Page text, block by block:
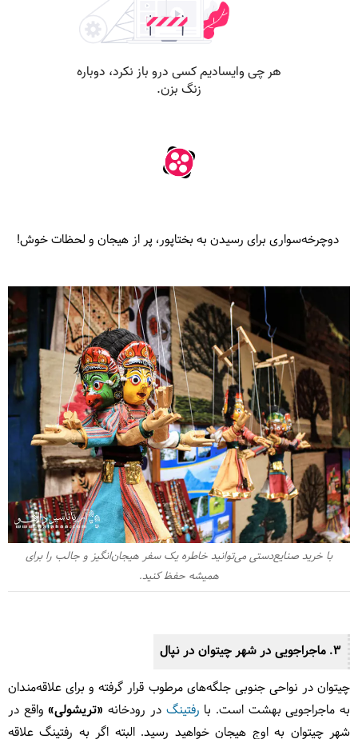
دوچرخه‌سواری برای رسیدن به بختاپور، پر از هیجان و لحظات خوش!
با خرید صنایع‌دستی می‌توانید خاطره یک سفر هیجان‌انگیز و جالب را برای
همیشه حفظ کنید.
3. ماجراجویی در شهر چیتوان در نپال
چیتوان در نواحی جنوبی جلگه‌های مرطوب قرار گرفته و برای علاقه‌مندان
به ماجراجویی بهشت است. با رفتینگ در رودخانه «تریشولی» واقع در
شهر چیتوان به اوج هیجان خواهید رسید. البته اگر به رفتینگ علاقه